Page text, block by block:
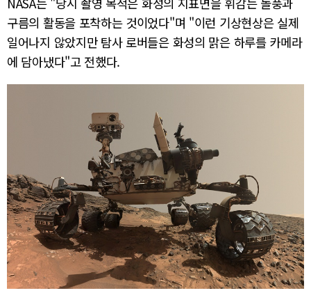
구름의 활동을 포착하는 것이었다"며 "이런 기상현상은 실제
일어나지 않았지만 탐사 로버들은 화성의 맑은 하루를 카메라
에 담아냈다"고 전했다.